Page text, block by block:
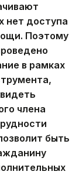
нет доступа
Поэтому
в рамках
члена
быть